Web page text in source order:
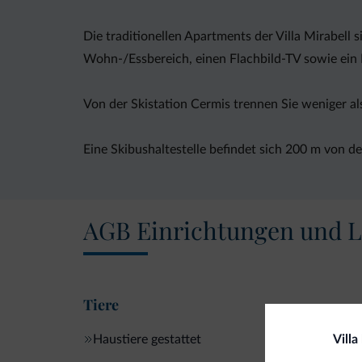
Die traditionellen Apartments der Villa Mirabell
Wohn-/Essbereich, einen Flachbild-TV sowie
Von der Skistation Cermis trennen Sie weniger
Eine Skibushaltestelle befindet sich 200 m von
AGB Einrichtungen und
Tiere
Haustiere gestattet Villa